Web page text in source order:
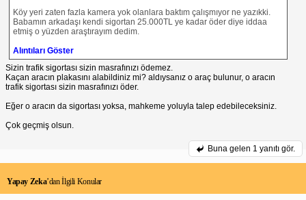
Köy yeri zaten fazla kamera yok olanlara baktım çalışmıyor ne yazıkki.
Babamın arkadaşı kendi sigortan 25.000TL ye kadar öder diye iddaa
etmiş o yüzden araştırayım dedim.
Alıntıları Göster
Sizin trafik sigortası sizin masrafınızı ödemez.
Kaçan aracın plakasını alabildiniz mi? aldıysanız o araç bulunur, o aracın
trafik sigortası sizin masrafınızı öder.
Eğer o aracın da sigortası yoksa, mahkeme yoluyla talep edebileceksiniz.
Çok geçmiş olsun.
Buna gelen 1 yanıtı gör.
Yapay Zeka’dan İlgili Konular